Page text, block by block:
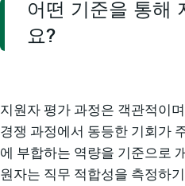
어떤 기준을 통해
요?
지원자 평가 과정은 객관적이
경쟁 과정에서 동등한 기회가
에 부합하는 역량을 기준으로
원자는 직무 적합성을 측정하